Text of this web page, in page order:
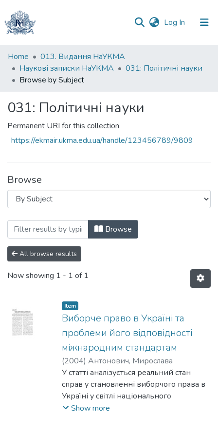
Log In (current)
Communities
&
Collections
Home
013. Видання НаУКМА
Наукові записки НаУКМА
031: Політичні науки
Browse by Subject
031: Політичні науки
Permanent URI for this collection
https://ekmair.ukma.edu.ua/handle/123456789/9809
Browse
Browsing 031: Політичні науки by
Browse
All browse results
Now showing 1 - 1 of 1
Item
Виборче право в Україні та
проблеми його відповідності
міжнародним стандартам
(2004) Антонович, Мирослава
У статті аналізується реальний стан
справ у становленні виборчого права в
Україні у світлі національного
законодавства та міжнародно-
Show more